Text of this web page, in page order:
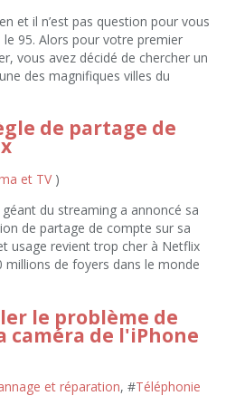
et il n’est pas question pour vous
le 95. Alors pour votre premier
vous avez décidé de chercher un
des magnifiques villes du
de partage de
et TV)
du streaming a annoncé sa
de partage de compte sur sa
usage revient trop cher à Netflix
millions de foyers dans le monde
le problème de
caméra de l'iPhone
et réparation, #Téléphonie